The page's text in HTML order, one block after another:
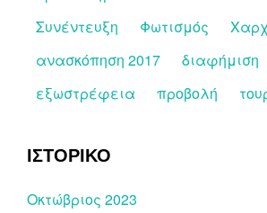
Συνέντευξη
Φωτισμός
ανασκόπηση 2017
διαφήμιση
εξωστρέφεια
προβολή
ΙΣΤΟΡΙΚΟ
Οκτώβριος 2023